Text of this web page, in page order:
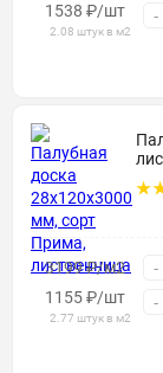
1538 ₽/шт
2.08 штук в м2
-
3199 ₽/м2 -
1155₽/шт
2.77 штук в м2
-